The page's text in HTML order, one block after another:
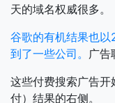
天的域名权威很多。
谷歌的有机结果也
到了一些公司。 广告
这些付费搜索广告
付）结果的右侧。